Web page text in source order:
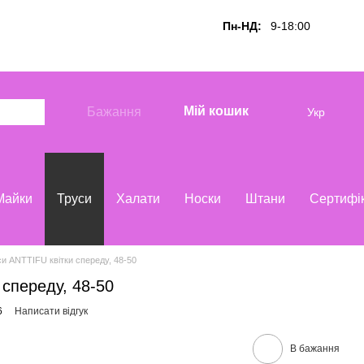
Пн-НД: 9-18:00
Бажання Мій кошик Укр
Труси Халати Носки Штани
ANTTIFU квітки спереду, 48-50
спереду, 48-50
Написати відгук
В бажання